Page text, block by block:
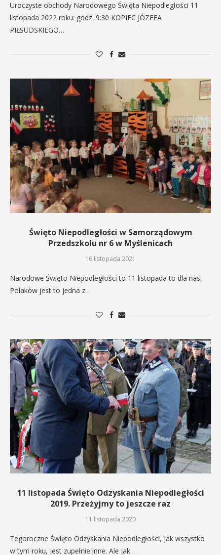
Uroczyste obchody Narodowego Święta Niepodległości 11
listopada 2022 roku: godz. 9:30 KOPIEC JÓZEFA
PIŁSUDSKIEGO…
Święto Niepodległości w Samorządowym
Przedszkolu nr 6 w Myślenicach
16 listopada 2021
Narodowe Święto Niepodległości to 11 listopada to dla nas,
Polaków jest to jedna z…
11 listopada Święto Odzyskania Niepodległości
2019. Przeżyjmy to jeszcze raz
11 listopada 2020
Tegoroczne Święto Odzyskania Niepodległości, jak wszystko
w tym roku, jest zupełnie inne. Ale jak…